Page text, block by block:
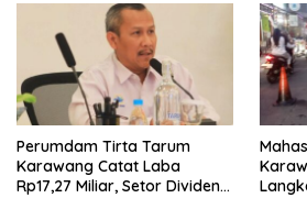
Perumdam Tirta Tarum
Karawang Catat Laba
Rp17,27 Miliar, Setor Dividen